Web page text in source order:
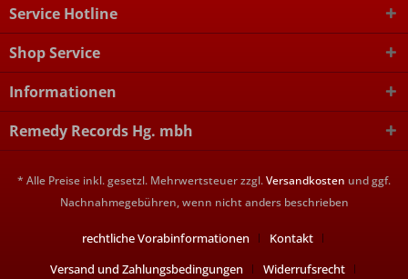
Service Hotline
Shop Service
Informationen
Remedy Records Hg. mbh
* Alle Preise inkl. gesetzl. Mehrwertsteuer zzgl.Versandkosten und ggf.
Nachnahmegebühren, wenn nicht anders beschrieben
rechtliche Vorabinformationen
Kontakt
Versand und Zahlungsbedingungen
Widerrufsrecht